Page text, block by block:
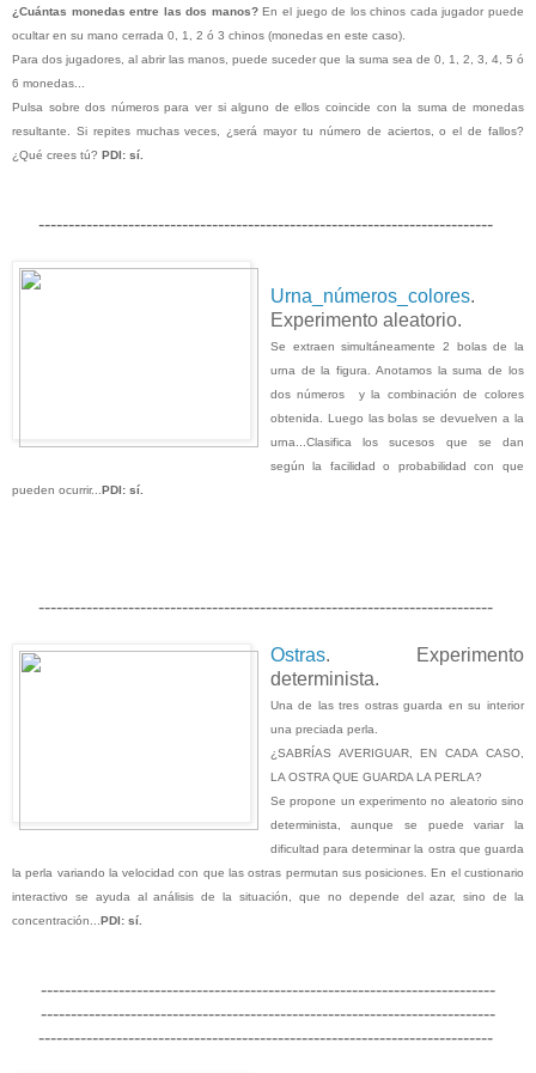
¿Cuántas monedas entre las dos manos?En el juego de los chinos cada jugador puede
ocultar en su mano cerrada 0, 1, 2 ó 3 chinos (monedas en este caso).
Para dos jugadores, al abrir las manos, puede suceder que la suma sea de 0, 1, 2, 3, 4, 5 ó
6 monedas...
Pulsa sobre dos números para ver si alguno de ellos coincide con la suma de monedas
resultante. Si repites muchas veces, ¿será mayor tu número de aciertos, o el de fallos?
¿Qué crees tú? PDI: sí.
----------------------------------------------------------------------------
Urna_números_colores.
Experimento aleatorio.
Se extraen simultáneamente 2 bolas de la
urna de la figura. Anotamos la suma de los
dos números y la combinación de colores
obtenida. Luego las bolas se devuelven a la
urna...Clasifica los sucesos que se dan
según la facilidad o probabilidad con que
pueden ocurrir... PDI: sí.
----------------------------------------------------------------------------
Ostras. Experimento
determinista.
Una de las tres ostras guarda en su interior
una preciada perla.
¿SABRÍAS AVERIGUAR, EN CADA CASO,
LA OSTRA QUE GUARDA LA PERLA?
Se propone un experimento no aleatorio sino
determinista, aunque se puede variar la
dificultad para determinar la ostra que guarda
la perla variando la velocidad con que las ostras permutan sus posiciones. En el custionario
interactivo se ayuda al análisis de la situación, que no depende del azar, sino de la
concentración... PDI: sí.
----------------------------------------------------------------------------
----------------------------------------------------------------------------
----------------------------------------------------------------------------